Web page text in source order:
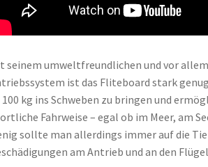
seinem umweltfreundlichen und vor
ist das Fliteboard stark
100 kg ins Schweben zu bringen und
Fahrweise – egal ob im Meer, am
sollte man allerdings immer auf die
am Antrieb und an den